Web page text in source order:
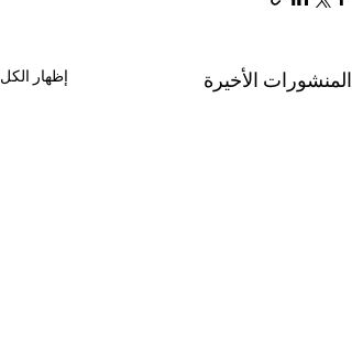
المنشورات الأخيرة إظهار الكل